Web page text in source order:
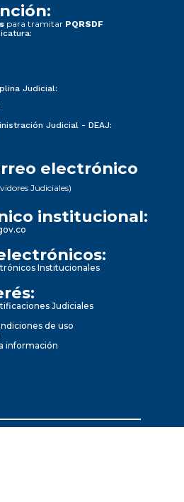
para tramitar PQRSDF
Judicial:
Judicial - DEAJ:
electrónico
Judiciales)
institucional:
Institucionales
Judiciales
de uso
información